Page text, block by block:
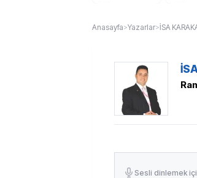
Anasayfa>Yazarlar>İSA
Sesli dinlemek